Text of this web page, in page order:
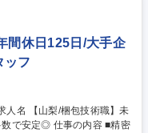
認など基本業務からスター
価格で揃える」ことで、世
のあるポジションです。 募
プライヤーからの部品調
間休日125日/大手企
ッフ
の内容 ■精密